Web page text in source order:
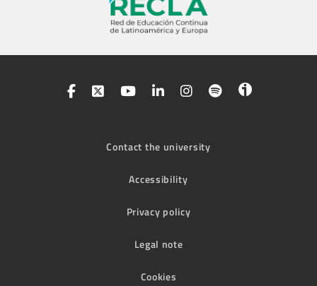
Contact the university
Accessibility
Privacy policy
Legal note
Cookies